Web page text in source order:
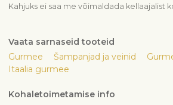
Kahjuks ei saa me võimaldada kellaajalist
Vaata sarnaseid tooteid
Gurmee
Šampanjad ja veinid
Itaalia gurmee
Kohaletoimetamise info